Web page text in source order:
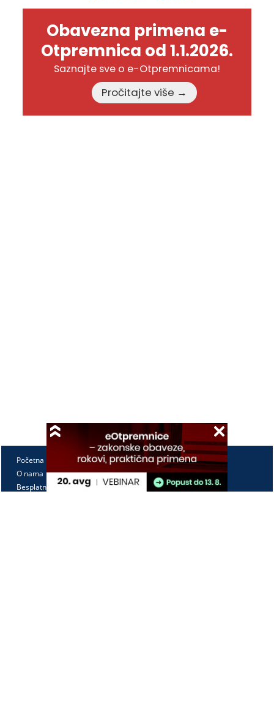
Obavezna primena e-
Otpremnica od 1.1.2026.
Saznajte sve o e-Otpremnicama!
Pročitajte više →
Početna
O nama
Besplatno